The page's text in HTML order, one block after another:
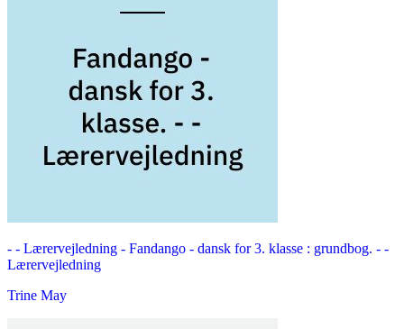
- - Lærervejledning - Fandango - dansk for 3. klasse : grundbog. - -
Lærervejledning
Trine May